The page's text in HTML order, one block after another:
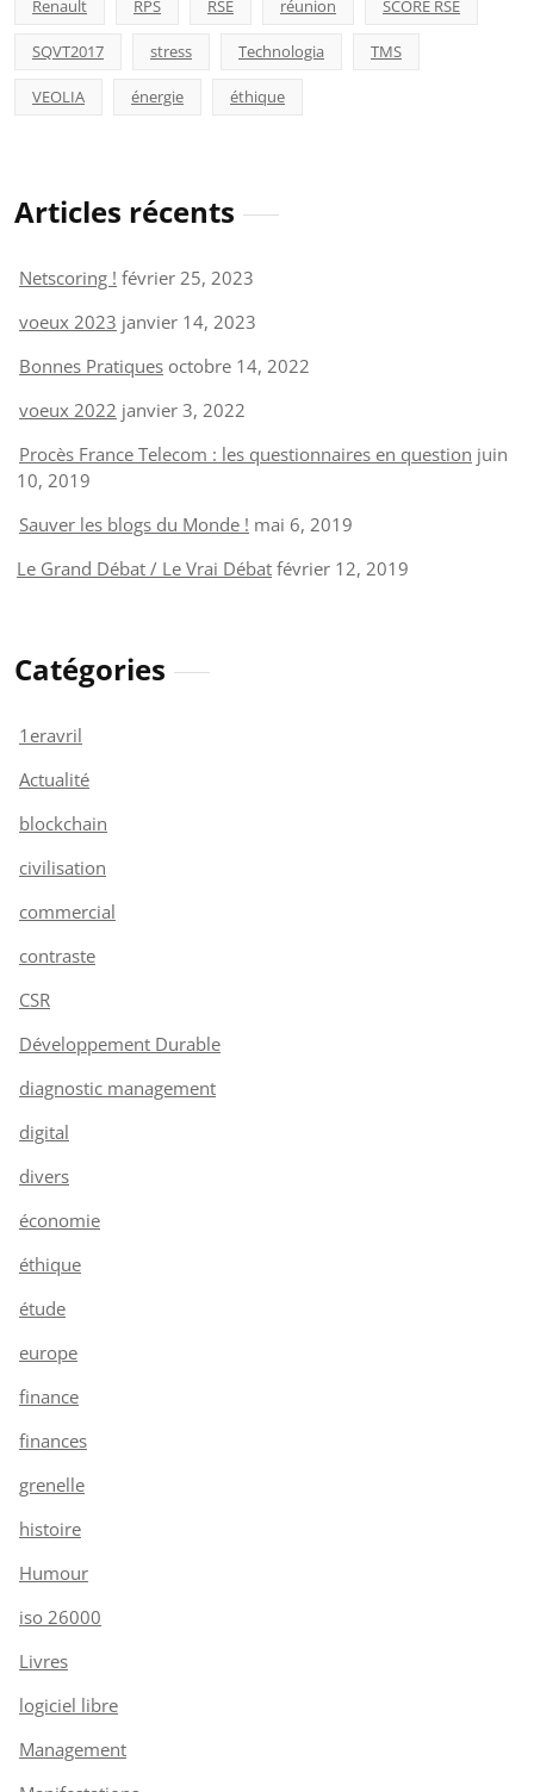
Renault RPS RSE réunion SCORE RSE
SQVT2017 stress Technologia TMS
VEOLIA énergie éthique
Articles récents
Netscoring ! février 25, 2023
voeux 2023 janvier 14, 2023
Bonnes Pratiques octobre 14, 2022
voeux 2022 janvier 3, 2022
Procès France Telecom : les questionnaires en question juin
10, 2019
Sauver les blogs du Monde ! mai 6, 2019
Le Grand Débat / Le Vrai Débat février 12, 2019
Catégories
1eravril
Actualité
blockchain
civilisation
commercial
contraste
CSR
Développement Durable
diagnostic management
digital
divers
économie
éthique
étude
europe
finance
finances
grenelle
histoire
Humour
iso 26000
Livres
logiciel libre
Management